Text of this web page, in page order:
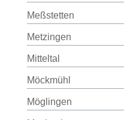
Meßstetten
Metzingen
Mitteltal
Möckmühl
Möglingen